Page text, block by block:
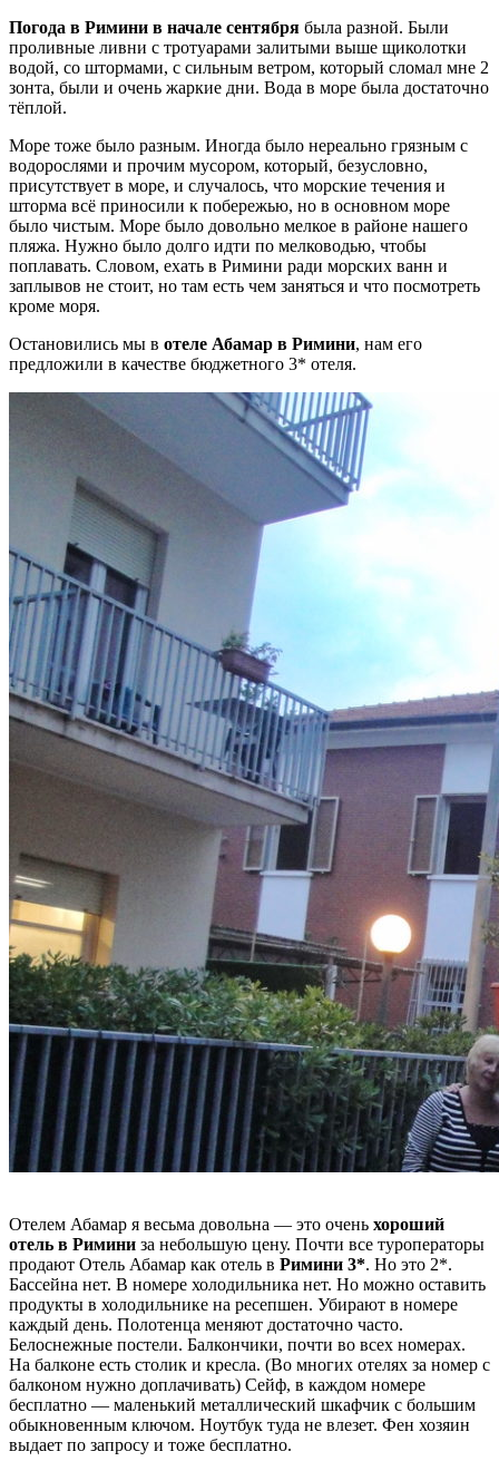
Погода в Римини в начале сентября была разной. Были
проливные ливни с тротуарами залитыми выше щиколотки
водой, со штормами, с сильным ветром, который сломал мне 2
зонта, были и очень жаркие дни. Вода в море была достаточно
тёплой.
Море тоже было разным. Иногда было нереально грязным с
водорослями и прочим мусором, который, безусловно,
присутствует в море, и случалось, что морские течения и
шторма всё приносили к побережью, но в основном море
было чистым. Море было довольно мелкое в районе нашего
пляжа. Нужно было долго идти по мелководью, чтобы
поплавать. Словом, ехать в Римини ради морских ванн и
заплывов не стоит, но там есть чем заняться и что посмотреть
кроме моря.
Остановились мы в отеле Абамар в Римини, нам его
предложили в качестве бюджетного 3* отеля.
Отелем Абамар я весьма довольна — это очень хороший
отель в Римини за небольшую цену. Почти все туроператоры
продают Отель Абамар как отель в Римини 3*. Но это 2*.
Бассейна нет. В номере холодильника нет. Но можно оставить
продукты в холодильнике на ресепшен. Убирают в номере
каждый день. Полотенца меняют достаточно часто.
Белоснежные постели. Балкончики, почти во всех номерах.
На балконе есть столик и кресла. (Во многих отелях за номер с
балконом нужно доплачивать) Сейф, в каждом номере
бесплатно — маленький металлический шкафчик с большим
обыкновенным ключом. Ноутбук туда не влезет. Фен хозяин
выдает по запросу и тоже бесплатно.